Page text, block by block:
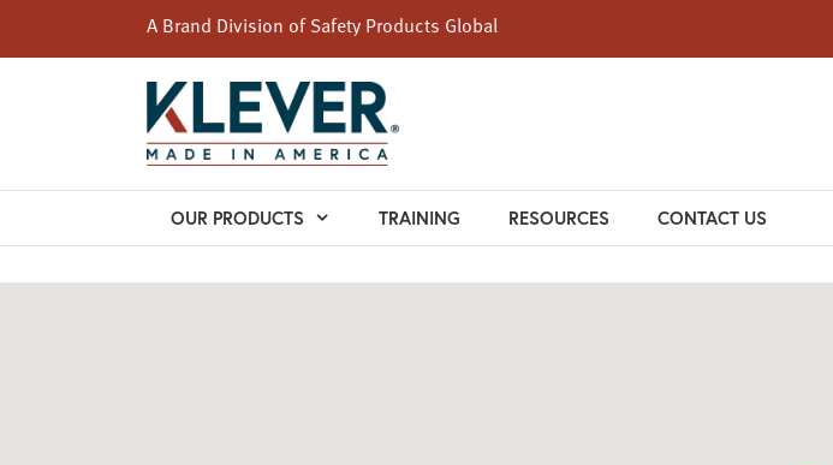
A Brand Division ofSafety Products Global
OUR PRODUCTS TRAINING RESOURCES CONTACT US